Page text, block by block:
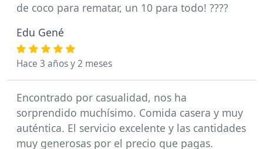
de coco para rematar, un 10 para todo! ????
Edu Gené
Hace 3 años y 2 meses
Encontrado por casualidad, nos ha
sorprendido muchísimo. Comida casera y muy
auténtica. El servicio excelente y las cantidades
muy generosas por el precio que pagas.